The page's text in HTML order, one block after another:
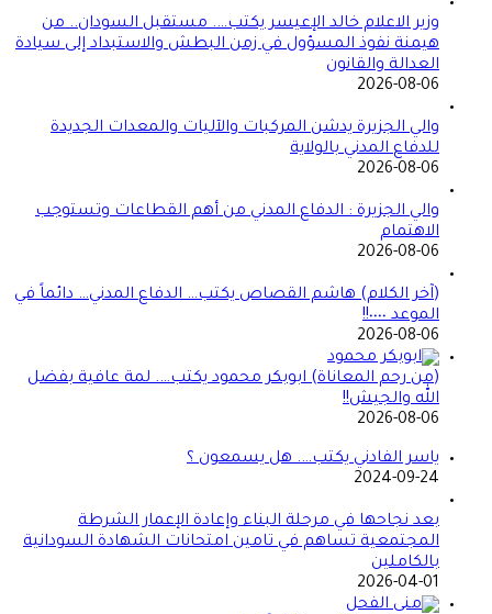
وزير الاعلام خالد الإعيسر يكتب…. مستقبل السودان.. من
هيمنة نفوذ المسؤول في زمن البطش والاستبداد إلى سيادة
العدالة والقانون
2026-08-06
والي الجزيرة يدشن المركبات والآليات والمعدات الجديدة
للدفاع المدني بالولاية
2026-08-06
والي الجزيرة : الدفاع المدني من أهم القطاعات وتستوجب
الاهتمام
2026-08-06
(آخر الكلام) هاشم القصاص يكتب… الدفاع المدني… دائماً في
الموعد ٠٠٠٠!!
2026-08-06
(من رحم المعاناة) ابوبكر محمود يكتب…. لمة عافية بفضل
الله والجيش!!
2026-08-06
ياسر الفادني يكتب…. هل يسمعون ؟
2024-09-24
بعد نجاحها في مرحلة البناء وإعادة الإعمار الشرطة
المجتمعية تساهم في تامين امتحانات الشهادة السودانية
بالكاملين
2026-04-01